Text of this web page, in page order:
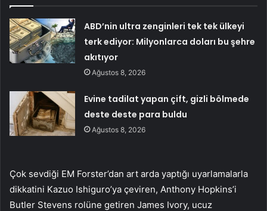
ABD’nin ultra zenginleri tek tek ülkeyi
terk ediyor: Milyonlarca doları bu şehre
akıtıyor
Ağustos 8, 2026
Evine tadilat yapan çift, gizli bölmede
deste deste para buldu
Ağustos 8, 2026
Çok sevdiği EM Forster’dan art arda yaptığı uyarlamalarla
dikkatini Kazuo Ishiguro’ya çeviren, Anthony Hopkins’i
Butler Stevens rolüne getiren James Ivory, ucuz